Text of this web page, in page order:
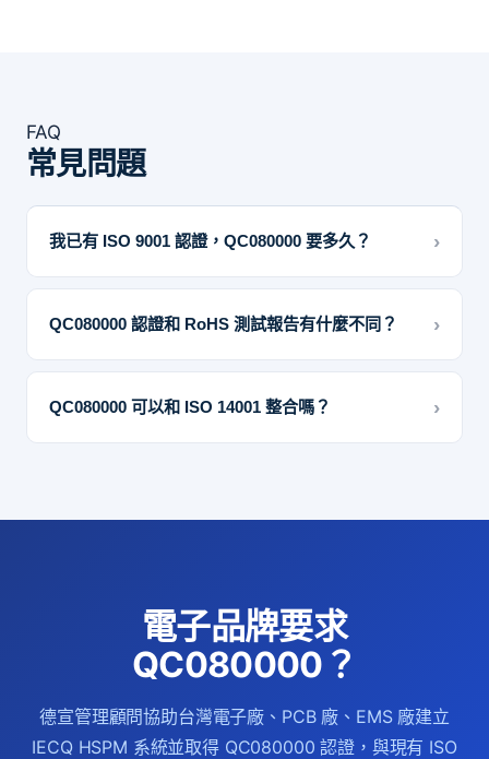
FAQ
常見問題
我已有 ISO 9001 認證，QC080000 要多久？ ›
QC080000 認證和 RoHS 測試報告有什麼不同？ ›
QC080000 可以和 ISO 14001 整合嗎？ ›
電子品牌要求
QC080000？
德宣管理顧問協助台灣電子廠、PCB 廠、EMS 廠建立
IECQ HSPM 系統並取得 QC080000 認證，與現有 ISO